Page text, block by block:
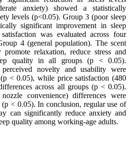
anxiety) showed a statistically
levels (p<0.05). Group 3 (poor sleep
significant improvement in sleep
was evaluated across four
4 (general population). The scent
relaxation, reduce stress and
quality in all groups (p < 0.05).
novelty and usability were
< 0.05), while price satisfaction (480
across all groups (p < 0.05).
convenience) differences were
< 0.05). In conclusion, regular use of
can significantly reduce anxiety and
quality among working-age adults.